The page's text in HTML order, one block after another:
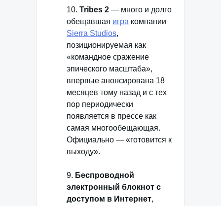
10. Tribes 2 — много и долго
обещавшая игра компании
Sierra Studios,
позиционируемая как
«командное сражение
эпического масштаба»,
впервые анонсирована 18
месяцев тому назад и с тех
пор периодически
появляется в прессе как
самая многообещающая.
Официально — «готовится к
выходу».
9. Беспроводной
электронный блокнот с
доступом в Интернет,